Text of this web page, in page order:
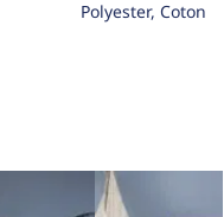
Polyester, Coton